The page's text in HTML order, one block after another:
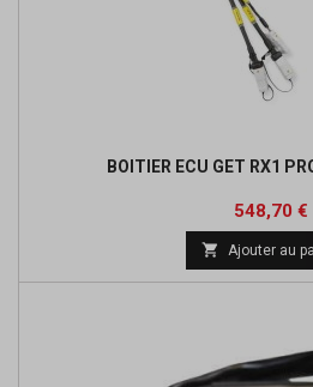
BOITIER ECU GET RX1
Prix
548,70 €
 Ajouter au